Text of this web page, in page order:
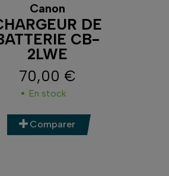
Canon
DE
CB-
2LWE
Prix
70,00 €
En stock
Comparer